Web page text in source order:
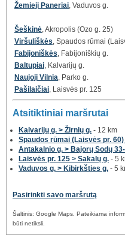
Žemieji Paneriai , Vaduvos g.
Šeškinė , Akropolis (Ozo g. 25)
Viršuliškės , Spaudos rūmai
Fabijoniškės , Fabijoniškių g.
Baltupiai , Kalvarijų g.
Naujoji Vilnia , Parko g.
Pašilaičiai , Laisvės pr. 125
Atsitiktiniai maršrutai
Kalvarijų g. > Žirnių g. - 12 km
Spaudos rūmai (Laisvės pr.
Antakalnio g. > Bajorų Sodų
Laisvės pr. 125 > Sakalų g. - 5
Vaduvos g. > Kibirkšties g. - 5
Pasirinkti savo maršrutą
Šaltinis: Google Maps. Pateikiama
būti netiksli.